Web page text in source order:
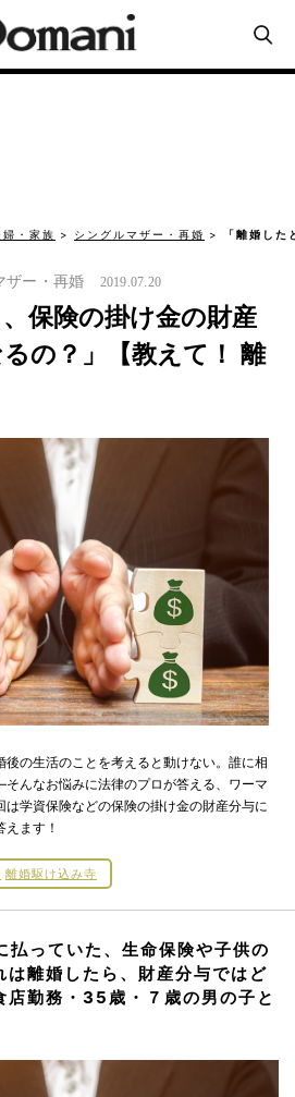
婦・家族 シングルマザー・再婚 「離婚し
ザー・再婚 2019.07.20
、保険の掛け金の財産
の？」【教えて！ 離
後の生活のことを考えると動けない。誰に相
んなお悩みに法律のプロが答える、ワーマ
学資保険などの保険の掛け金の財産分与に
ます！
離婚駆け込み寺
払っていた、生命保険や子供の
は離婚したら、財産分与ではど
店勤務・35歳・７歳の男の子と